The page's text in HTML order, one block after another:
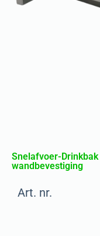
Snelafvoer-
wandbevestiging
Art. nr.